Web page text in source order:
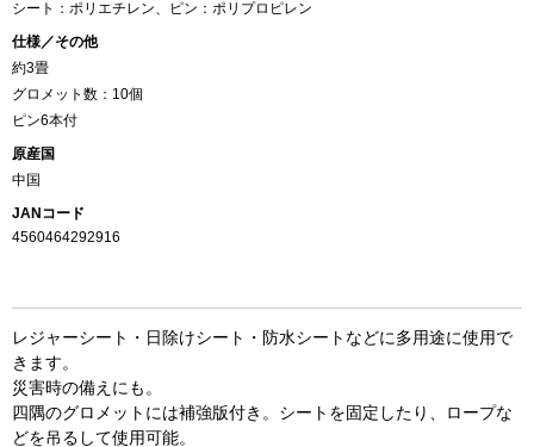
シート：ポリエチレン、ピン：ポリプロピレン
仕様／その他
約3畳
グロメット数：10個
ピン6本付
原産国
中国
JANコード
4560464292916
レジャーシート・日除けシート・防水シートなどに多用途に使用で
きます。
災害時の備えにも。
四隅のグロメットには補強版付き。シートを固定したり、ロープな
どを吊るして使用可能。